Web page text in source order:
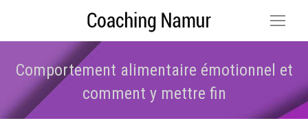
Comportement alimentaire émotionnel et
comment y mettre fin